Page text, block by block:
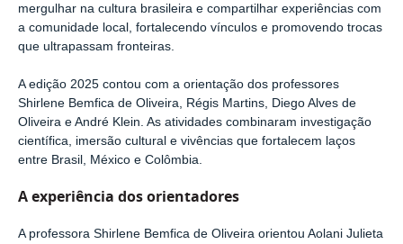
mergulhar na cultura brasileira e compartilhar experiências com
a comunidade local, fortalecendo vínculos e promovendo trocas
que ultrapassam fronteiras.
A edição 2025 contou com a orientação dos professores
Shirlene Bemfica de Oliveira, Régis Martins, Diego Alves de
Oliveira e André Klein. As atividades combinaram investigação
científica, imersão cultural e vivências que fortalecem laços
entre Brasil, México e Colômbia.
A experiência dos orientadores
A professora Shirlene Bemfica de Oliveira orientou Aolani Julieta